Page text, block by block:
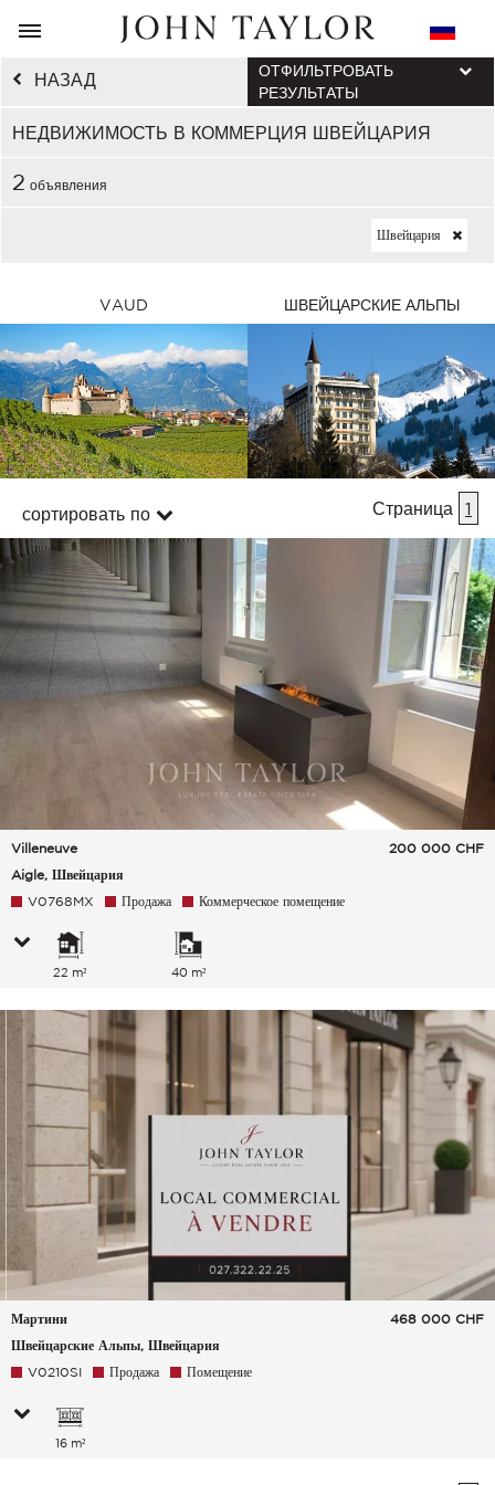
НАЗАД
НЕДВИЖИМОСТЬ В КОММЕРЦИЯ ШВЕЙЦАРИЯ
ОТФИЛЬТРОВАТЬ
РЕЗУЛЬТАТЫ
2 объявления
Швейцария
VAUD ШВЕЙЦАРСКИЕ АЛЬПЫ
сортировать по Страница 1
Villeneuve
Aigle, Швейцария
200 000 CHF
V0768MX Продажа Коммерческое помещение
22 m² 40 m²
Мартини
Швейцарские Альпы, Швейцария
468 000 CHF
V0210SI Продажа Помещение
16 m²